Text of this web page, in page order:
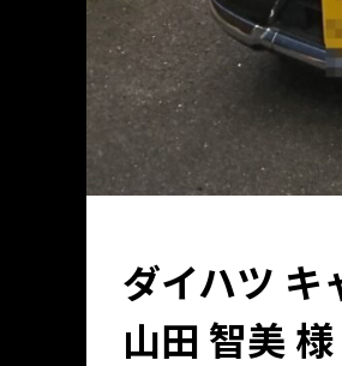
ダイハツ
山田 智美 様